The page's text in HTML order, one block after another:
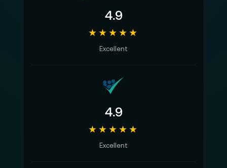
4.9
★★★★★
Excellent
4.9
★★★★★
Excellent